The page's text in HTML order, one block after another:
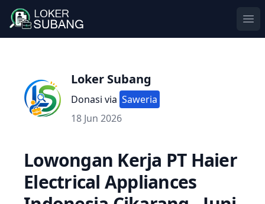
Loker Subang
Donasi via Saweria
18 Jun 2026
Lowongan Kerja PT Haier
Electrical Appliances